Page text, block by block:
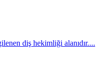
diş hekimliği alanıdır....